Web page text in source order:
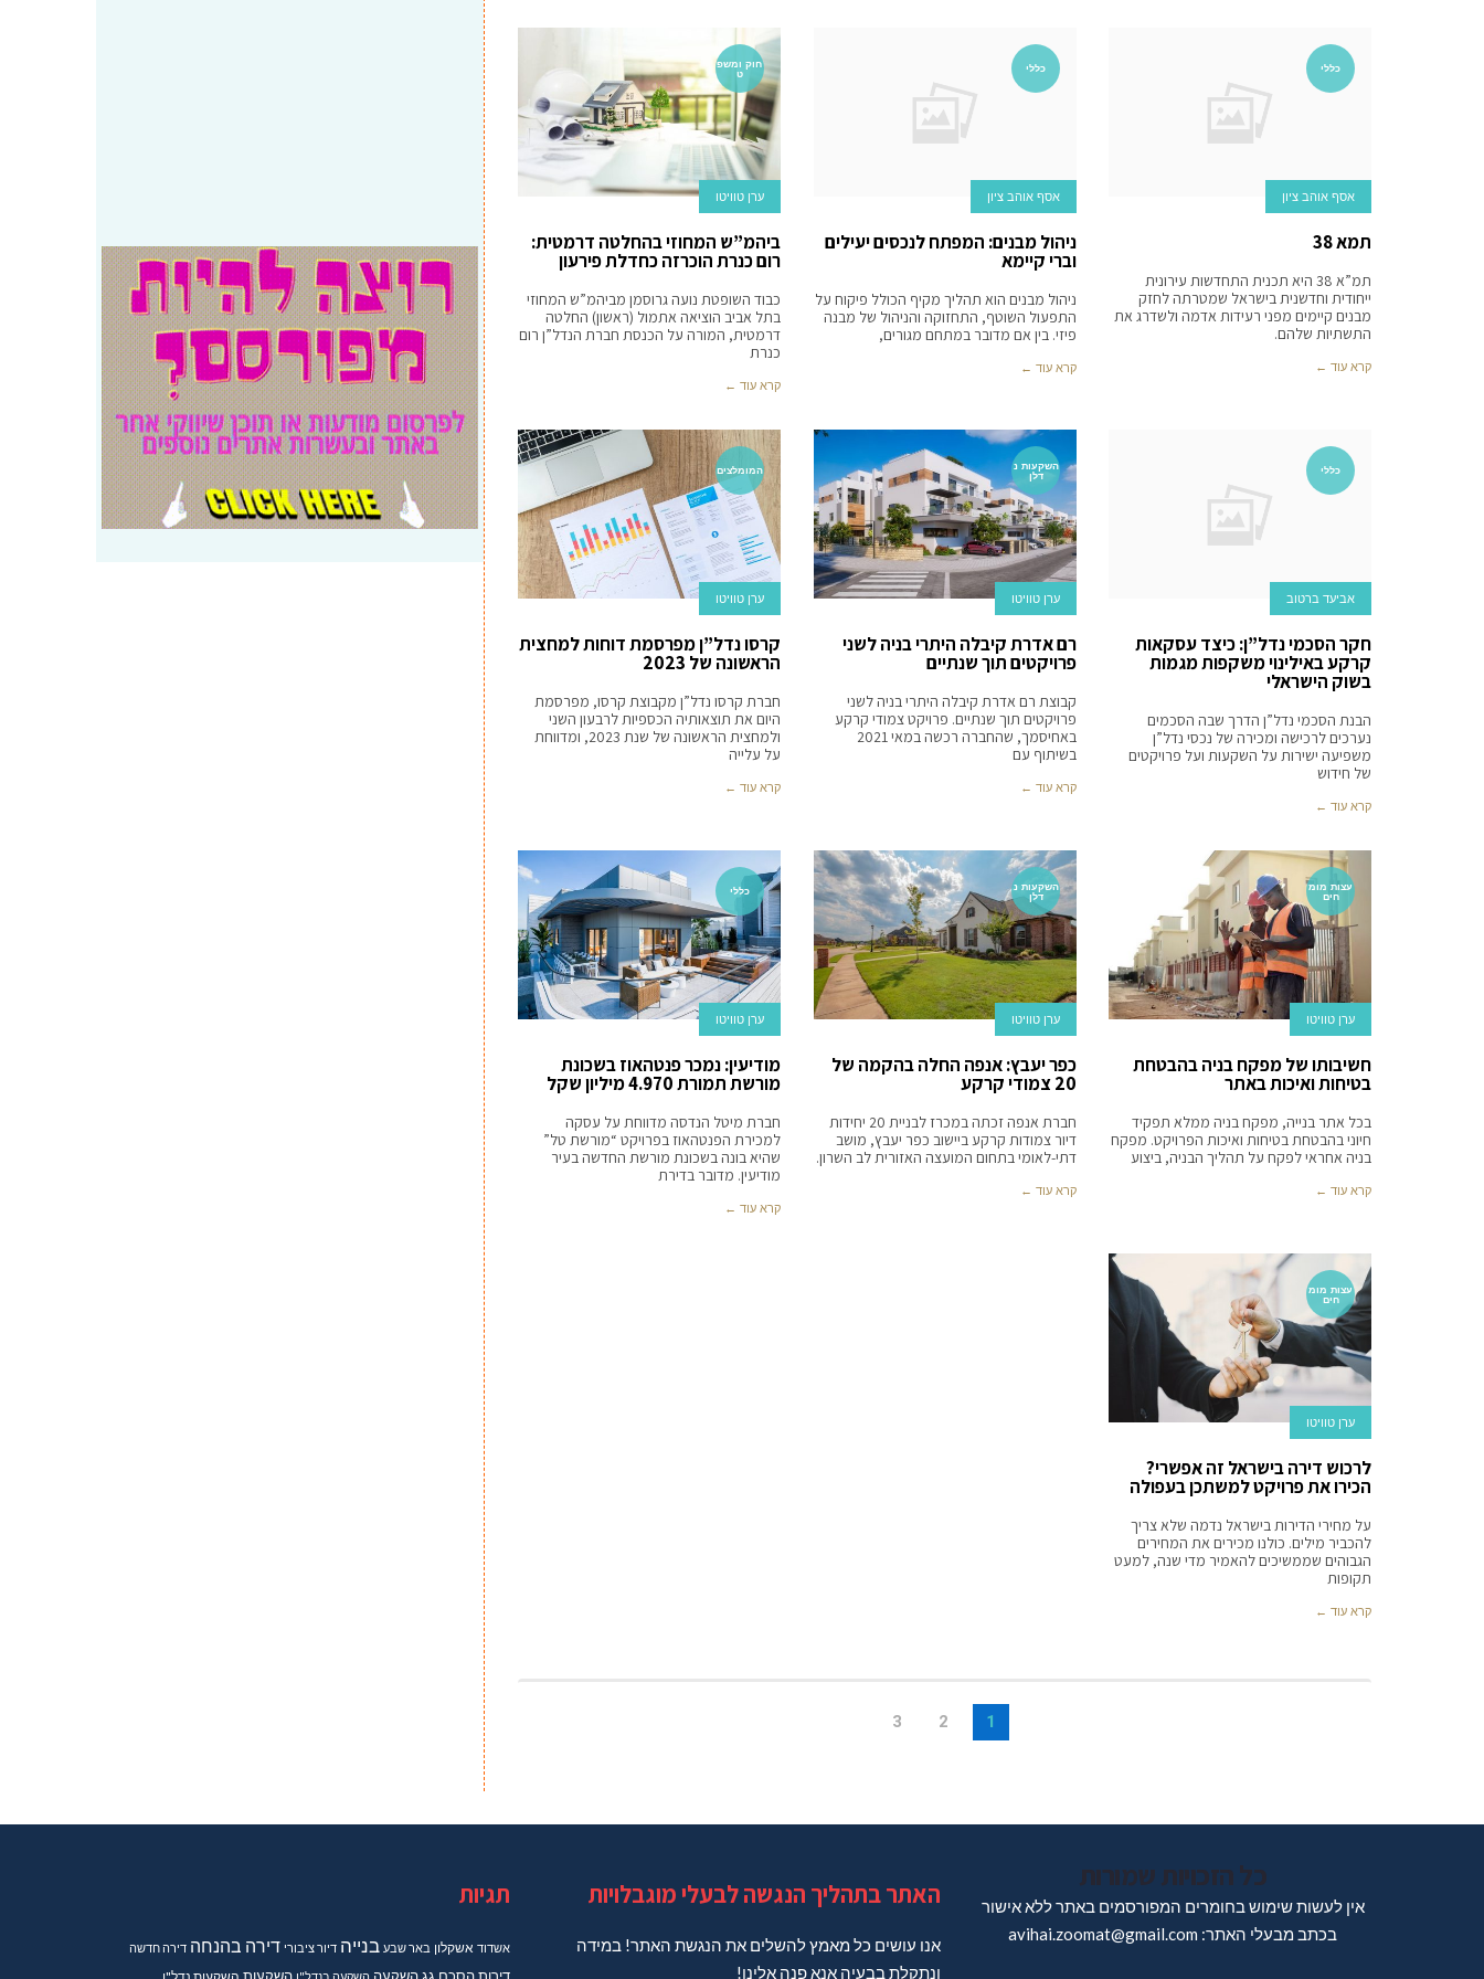
כללי
אסף אוהב ציון
תמא 38
תמ”א 38 היא תכנית התחדשות עירונית
ייחודית וחדשנית בישראל שמטרתה לחזק
מבנים קיימים מפני רעידות אדמה ולשדרג את
התשתיות שלהם.
קרא עוד ←
כללי
אסף אוהב ציון
ניהול מבנים: המפתח לנכסים יעילים
וברי קיימא
ניהול מבנים הוא תהליך מקיף הכולל פיקוח על
התפעול השוטף, התחזוקה והניהול של מבנה
פיזי. בין אם מדובר במתחם מגורים,
קרא עוד ←
חוק ומשפ
ט
ערן טוויטו
ביהמ”ש המחוזי בהחלטה דרמטית:
רום כנרת הוכרזה כחדלת פירעון
כבוד השופטת נועה גרוסמן מביהמ”ש המחוזי
בתל אביב הוציאה אתמול (ראשון) החלטה
דרמטית, המורה על הכנסת חברת הנדל”ן רום
כנרת
קרא עוד ←
כללי
אביעד ברטוב
חקר הסכמי נדל”ן: כיצד עסקאות
קרקע באילינוי משקפות מגמות
בשוק הישראלי
הבנת הסכמי נדל”ן הדרך שבה הסכמים
נערכים לרכישה ומכירה של נכסי נדל”ן
משפיעה ישירות על השקעות ועל פרויקטים
של חידוש
קרא עוד ←
השקעות נ
דלן
ערן טוויטו
רם אדרת קיבלה היתרי בניה לשני
פרויקטים תוך שנתיים
קבוצת רם אדרת קיבלה היתרי בניה לשני
פרויקטים תוך שנתיים. פרויקט צמודי קרקע
באחיסמך, שהחברה רכשה במאי 2021
בשיתוף עם
קרא עוד ←
המומלצים
ערן טוויטו
קרסו נדל”ן מפרסמת דוחות למחצית
הראשונה של 2023
חברת קרסו נדל”ן מקבוצת קרסו, מפרסמת
היום את תוצאותיה הכספיות לרבעון השני
ולמחצית הראשונה של שנת 2023, ומדווחת
על עלייה
קרא עוד ←
עצות מומ
חים
ערן טוויטו
חשיבותו של מפקח בניה בהבטחת
בטיחות ואיכות באתר
בכל אתר בנייה, מפקח בניה ממלא תפקיד
חיוני בהבטחת בטיחות ואיכות הפרויקט. מפקח
בניה אחראי לפקח על תהליך הבניה, ביצוע
קרא עוד ←
השקעות נ
דלן
ערן טוויטו
כפר יעבץ: אנפה החלה בהקמה של
20 צמודי קרקע
חברת אנפה זכתה במכרז לבניית 20 יחידות
דיור צמודות קרקע ביישוב כפר יעבץ, מושב
דתי-לאומי בתחום המועצה האזורית לב השרון.
קרא עוד ←
כללי
ערן טוויטו
מודיעין: נמכר פנטהאוז בשכונת
מורשת תמורת 4.970 מיליון שקל
חברת מיטל הנדסה מדווחת על עסקה
למכירת הפנטהאוז בפרויקט “מורשת טל”
שהיא בונה בשכונת מורשת החדשה בעיר
מודיעין. מדובר בדירת
קרא עוד ←
עצות מומ
חים
ערן טוויטו
לרכוש דירה בישראל זה אפשרי?
הכירו את פרויקט למשתכן בעפולה
על מחירי הדירות בישראל נדמה שלא צריך
להכביר מילים. כולנו מכירים את המחירים
הגבוהים שממשיכים להאמיר מדי שנה, למעט
תקופות
קרא עוד ←
1
2
3
כל הזכויות שמורות
אין לעשות שימוש בחומרים המפורסמים באתר ללא אישור
בכתב מבעלי האתר: avihai.zoomat@gmail.com
האתר בתהליך הנגשה לבעלי מוגבלויות
אנו עושים כל מאמץ להשלים את הנגשת האתר! במידה
ונתקלת בבעיה אנא פנה אלינו!
תגיות
אשדוד אשקלון באר שבע בנייה דיור ציבורי דירה בהנחה דירה חדשה